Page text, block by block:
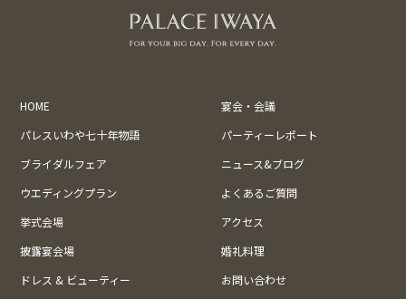
HOME
宴会・会議
パレスいわや七十年物語
パーティーレポート
ブライダルフェア
ニュース&ブログ
ウエディングプラン
よくあるご質問
挙式会場
アクセス
披露宴会場
婚礼料理
ドレス & ビューティー
お問い合わせ